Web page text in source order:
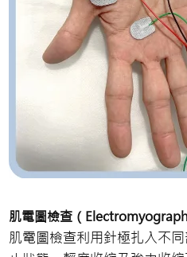
肌電圖檢查（
肌電圖檢查利用針極扎入不